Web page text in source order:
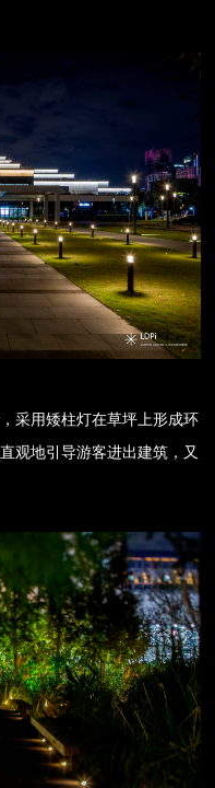
采用矮柱灯在草坪上形成环
观地引导游客进出建筑，又